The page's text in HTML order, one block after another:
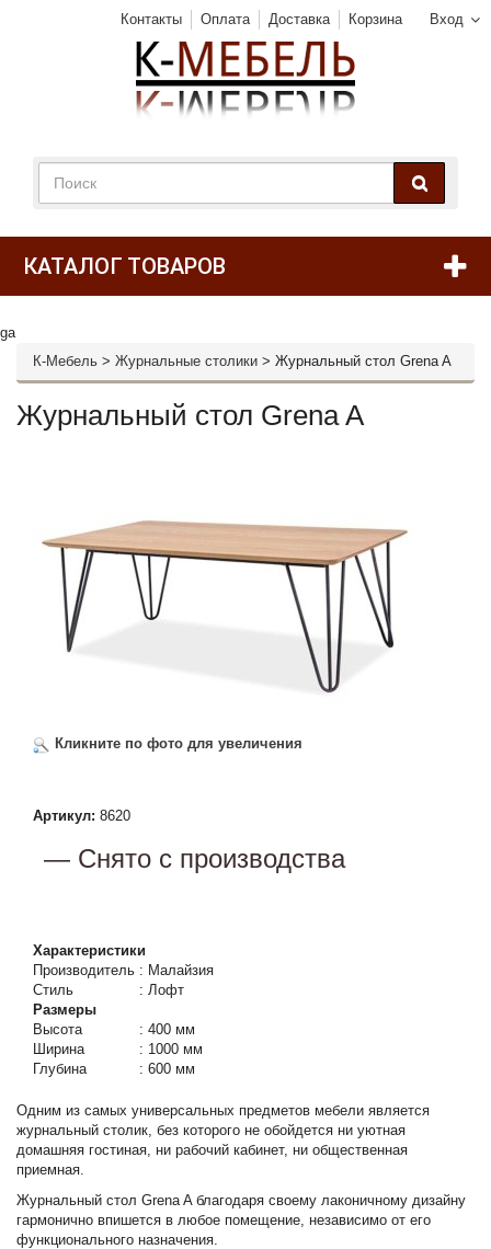
Вход
Контакты Оплата Доставка Корзина
КАТАЛОГ ТОВАРОВ
ga
К-Мебель > Журнальные столики > Журнальный стол Grena A
Журнальный стол Grena A
Кликните по фото для увеличения
Артикул: 8620
— Снято с производства
Характеристики
Производитель : Малайзия
Стиль
: Лофт
Размеры
Высота
: 400 мм
Ширина
: 1000 мм
Глубина
: 600 мм
Одним из самых универсальных предметов мебели является
журнальный столик, без которого не обойдется ни уютная
домашняя гостиная, ни рабочий кабинет, ни общественная
приемная.
Журнальный стол Grena A благодаря своему лаконичному дизайну
гармонично впишется в любое помещение, независимо от его
функционального назначения.